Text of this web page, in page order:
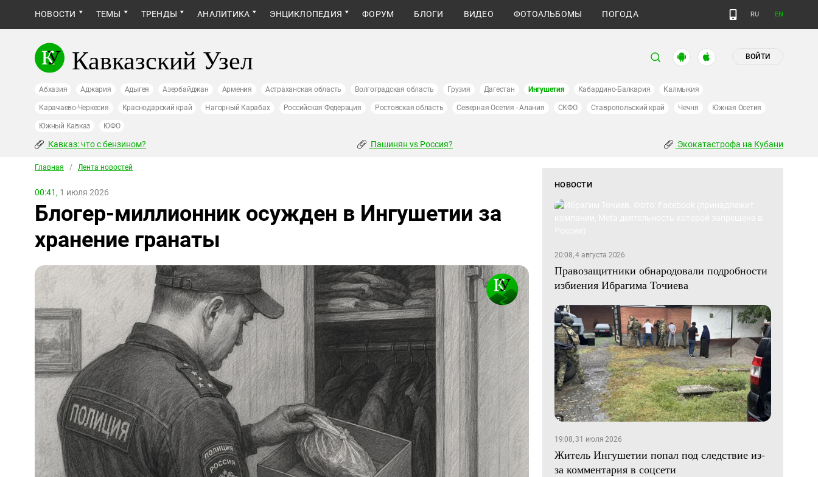
НОВОСТИ ТЕМЫ ТРЕНДЫ АНАЛИТИКА ЭНЦИКЛОПЕДИЯ ФОРУМ БЛОГИ ВИДЕО ФОТОАЛЬБОМЫ ПОГОДА RU EN
Кавказский Узел ВОЙТИ
Абхазия Аджария Адыгея Азербайджан Армения Астраханская область Волгоградская область Грузия Дагестан Ингушетия Кабардино-Балкария Калмыкия
Карачаево-Черкесия Краснодарский край Нагорный Карабах Российская Федерация Ростовская область Северная Осетия - Алания СКФО Ставропольский край Чечня Южная Осетия
Южный Кавказ ЮФО
Кавказ: что с бензином? Пашинян vs Россия? Экокатастрофа на Кубани
Главная / Лента новостей
00:41, 1 июля 2026
Блогер-миллионник осужден в Ингушетии за
хранение гранаты
НОВОСТИ
20:08, 4 августа 2026
Правозащитники обнародовали подробности
избиения Ибрагима Точиева
19:08, 31 июля 2026
Житель Ингушетии попал под следствие из-
за комментария в соцсети